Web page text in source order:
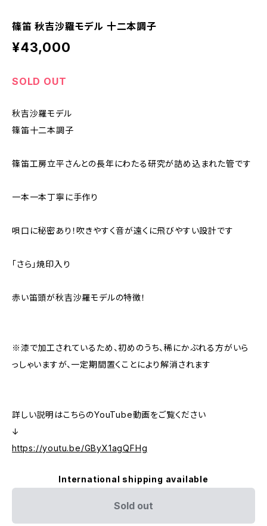
篠笛 秋吉沙羅モデル 十二本調子
¥43,000
SOLD OUT
秋吉沙羅モデル
篠笛十二本調子
篠笛工房立平さんとの長年にわたる研究が詰め込まれた管です
一本一本丁寧に手作り
唄口に秘密あり！吹きやすく音が遠くに飛びやすい設計です
「さら」焼印入り
赤い笛頭が秋吉沙羅モデルの特徴！
※漆で加工されているため、初めのうち、稀にかぶれる方がいら
っしゃいますが、一定期間置くことにより解消されます
詳しい説明はこちらのYouTube動画をご覧ください
↓
https://youtu.be/GByX1agQFHg
International shipping available
Sold out